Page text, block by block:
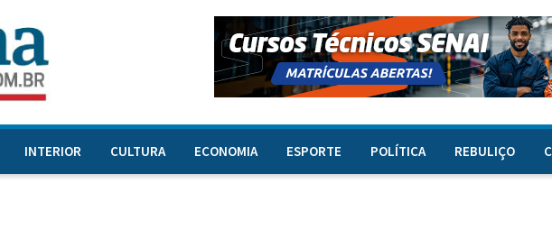
INTERIOR CULTURA ECONOMIA ESPORTE POLÍTICA REBULIÇO